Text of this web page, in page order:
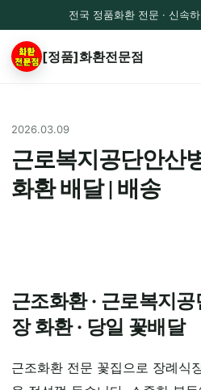
전국 정품화환 전문 · 신속
[정품]화환전문점
2026.03.09
근로복지공단안산
화환 배달 | 배송
근조화환 · 근로복지
장 화환 · 당일 꽃배달
근조화환 전문 꽃집으로 장례식